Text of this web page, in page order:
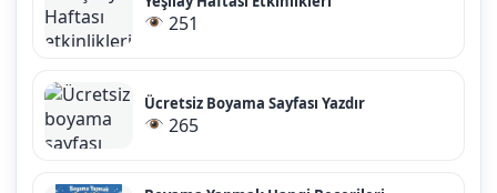
251
Ücretsiz Boyama Sayfası Yazdır
265